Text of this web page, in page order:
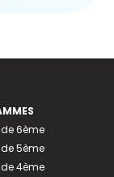
6ème
5ème
4ème